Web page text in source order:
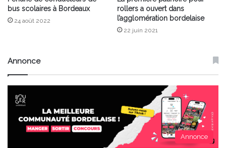
bus scolaires à Bordeaux
24 août 2022
rollers a ouvert dans
l’agglomération bordelaise
22 juin 2021
Annonce
Annonce